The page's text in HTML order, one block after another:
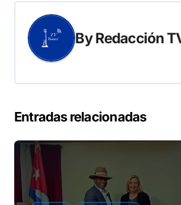
ByRedacción
Entradas relacionadas